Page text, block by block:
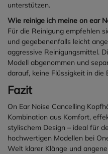
unterstützen.
Wie reinige ich meine on ear
Für die Reinigung empfehlen
und gegebenenfalls leicht
aggressive Reinigungsmittel.
Modell abgenommen und
darauf, keine Flüssigkeit in die
Fazit
On Ear Noise Cancelling
Kombination aus Komfort,
stylischem Design – ideal für
hochwertigen Modellen bei
Welt klarer Klänge und